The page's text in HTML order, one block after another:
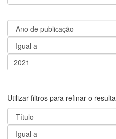
Utilizar filtros para refinar o